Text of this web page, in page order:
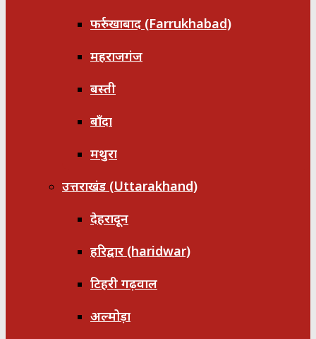
फर्रुखाबाद (Farrukhabad)
महराजगंज
बस्ती
बाँदा
मथुरा
उत्तराखंड (Uttarakhand)
देहरादून
हरिद्वार (haridwar)
टिहरी गढ़वाल
अल्मोड़ा